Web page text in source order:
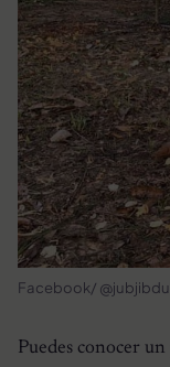
Facebook/
Puedes conocer